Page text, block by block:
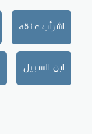
اشرأب عنقه
ابن السبيل